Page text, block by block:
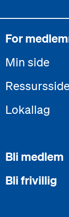
For
Min side
Lokallag
Bli medlem
Bli frivillig